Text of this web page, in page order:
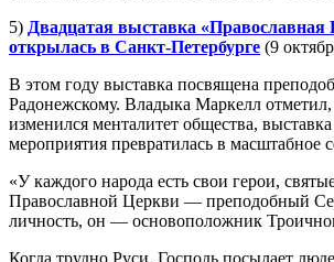
5) Двадцатая выставка «Православная
открылась в Санкт-Петербурге (9
В этом году выставка посвящена
Радонежскому. Владыка Маркелл отметил,
изменился менталитет общества,
мероприятия превратилась в масштабное
«У каждого народа есть свои герои,
Православной Церкви — преподобный
личность, он — основоположник
Когда трудно Руси, Господь посылает